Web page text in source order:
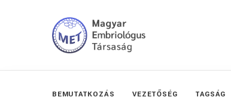
BEMUTATKOZÁS VEZETŐSÉG TAGSÁG